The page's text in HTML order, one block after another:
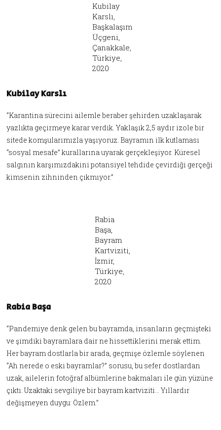
Kubilay
Karslı,
Başkalaşım
Üçgeni,
Çanakkale,
Türkiye,
2020
Kubilay Karslı
“Karantina sürecini ailemle beraber şehirden uzaklaşarak
yazlıkta geçirmeye karar verdik. Yaklaşık 2,5 aydır izole bir
sitede komşularımızla yaşıyoruz. Bayramın ilk kutlaması
“sosyal mesafe” kurallarına uyarak gerçekleşiyor. Küresel
salgının karşımızdakini potansiyel tehdide çevirdiği gerçeği
kimsenin zihninden çıkmıyor.”
Rabia
Başa,
Bayram
Kartviziti,
İzmir,
Türkiye,
2020
Rabia Başa
“Pandemiye denk gelen bu bayramda, insanların geçmişteki
ve şimdiki bayramlara dair ne hissettiklerini merak ettim.
Her bayram dostlarla bir arada, geçmişe özlemle söylenen
“Ah nerede o eski bayramlar?” sorusu, bu sefer dostlardan
uzak, ailelerin fotoğraf albümlerine bakmaları ile gün yüzüne
çıktı. Uzaktaki sevgiliye bir bayram kartviziti… Yıllardır
değişmeyen duygu: Özlem.”